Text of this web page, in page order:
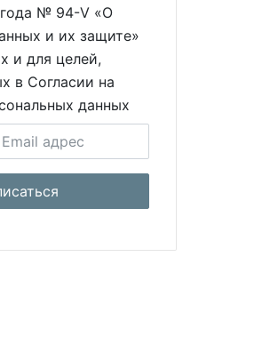
года № 94-V «О
и их защите»
и для целей,
в Согласии на
данных